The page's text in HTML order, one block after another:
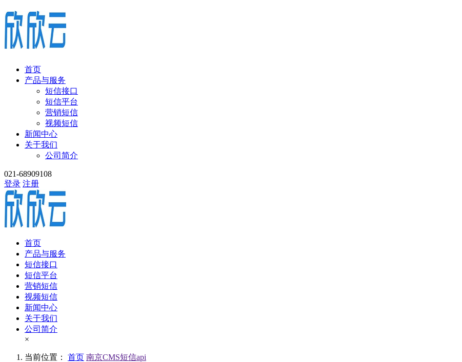
首页
产品与服务
短信接口
短信平台
营销短信
视频短信
新闻中心
关于我们
公司简介
021-68909108
登录 注册
首页
产品与服务
短信接口
短信平台
营销短信
视频短信
新闻中心
关于我们
公司简介
×
当前位置： 首页 南京CMS短信api